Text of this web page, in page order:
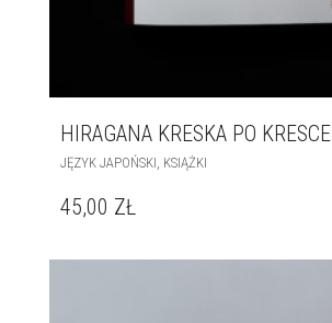
HIRAGANA KRESKA PO KRESCE
JĘZYK JAPOŃSKI KSIĄŻKI
45,00 ZŁ